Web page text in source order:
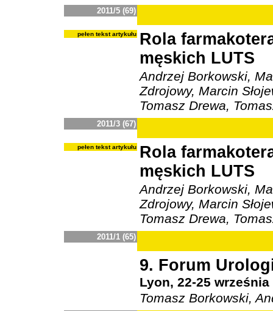
2011/5 (69)
pełen tekst artykułu Rola
męskich LUTS
Andrzej Borkowski,
Zdrojowy, Marcin
Tomasz Drewa,
2011/3 (67)
pełen tekst artykułu Rola
męskich LUTS
Andrzej Borkowski,
Zdrojowy, Marcin
Tomasz Drewa,
2011/1 (65)
9. Forum
Lyon, 22-25 września
Tomasz Borkowski,